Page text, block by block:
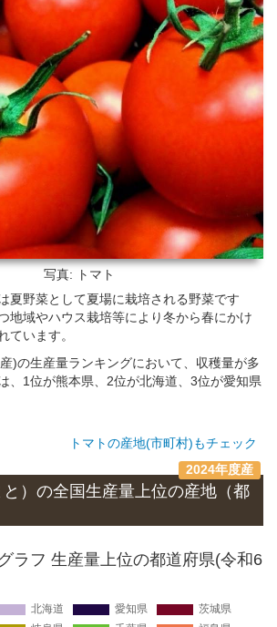
写真: トマト
夏野菜として夏場に栽培される野菜です
地域やハウス栽培等により冬から春にかけ
ています。
)の生産量ランキングにおいて、収穫量が多
、1位が熊本県、2位が北海道、3位が愛知県
トマトの産地(市町村)もチェック
2024年度産
と）の全国生産量上位の産地 （都
ラフ 生産量上位の都道府県(令和6